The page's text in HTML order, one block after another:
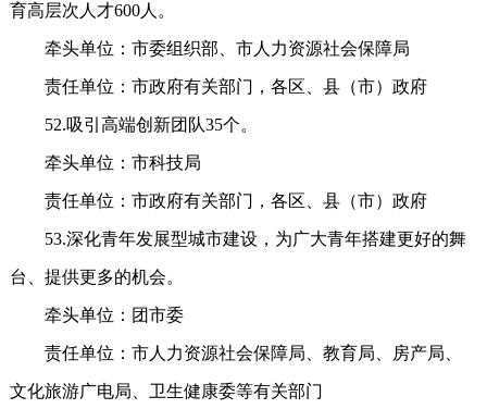
育高层次人才600人。
牵头单位：市委组织部、市人力资源社会保障局
责任单位：市政府有关部门，各区、县（市）政府
52.吸引高端创新团队35个。
牵头单位：市科技局
责任单位：市政府有关部门，各区、县（市）政府
53.深化青年发展型城市建设，为广大青年搭建更好的舞
台、提供更多的机会。
牵头单位：团市委
责任单位：市人力资源社会保障局、教育局、房产局、
文化旅游广电局、卫生健康委等有关部门